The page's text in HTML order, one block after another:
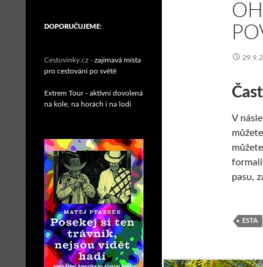
V
pasu,
ESTA
DOPORUČUJEME:
Cestovinky.cz - zajímavá místa
pro cestování po světě
Extrem Tour - aktivní dovolená
na kole, na horách i na lodi